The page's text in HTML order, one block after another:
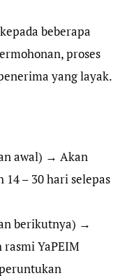
beberapa
proses
yang layak.
awal) → Akan
– 30 hari selepas
berikutnya) →
YaPEIM